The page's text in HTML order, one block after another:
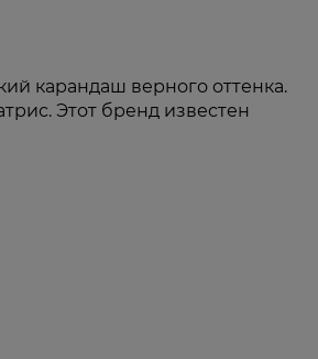
карандаш верного оттенка.
Этот бренд известен